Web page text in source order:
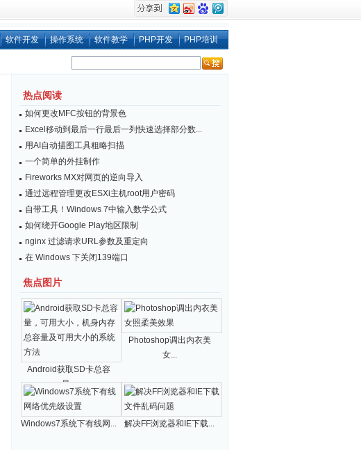
软件开发 操作系统 软件教学 PHP开发 PHP培训
热点阅读
如何更改MFC按钮的背景色
Excel移动到最后一行最后一列快速选择部分数...
用AI自动描图工具粗略扫描
一个简单的外挂制作
Fireworks MX对网页的逆向导入
通过远程管理更改ESXi主机root用户密码
自带工具！Windows 7中输入数学公式
如何绕开Google Play地区限制
nginx 过滤请求URL参数及重定向
在 Windows 下关闭139端口
焦点图片
Android获取SD卡总容
量...
Photoshop调出内衣美
女...
Windows7系统下有线网... 解决FF浏览器和IE下载...